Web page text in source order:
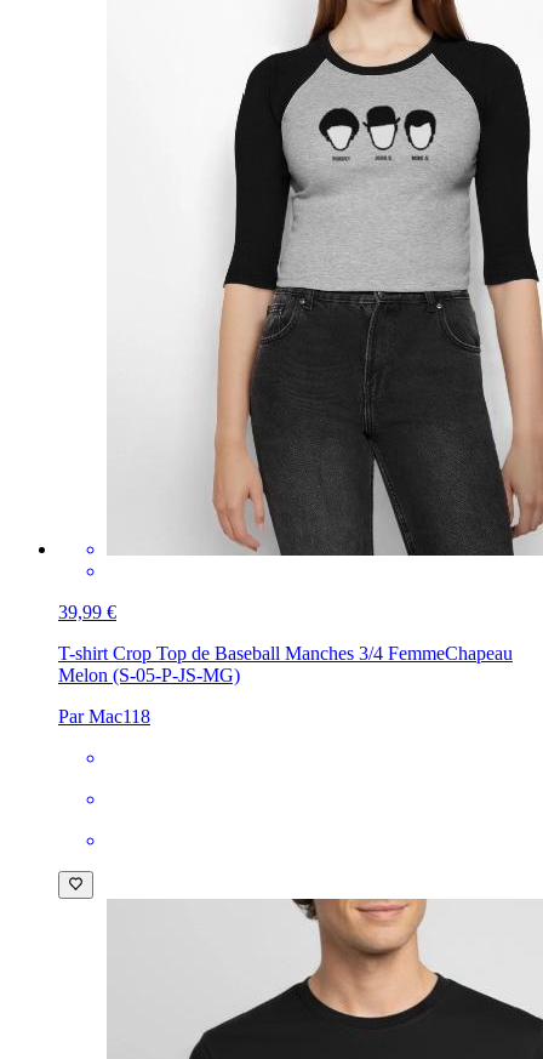
39,99 €
T-shirt Crop Top de Baseball Manches 3/4 FemmeChapeau
Melon (S-05-P-JS-MG)
Par Mac118